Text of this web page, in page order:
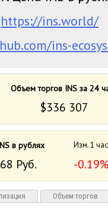
https://ins.world/
ins-
Объем торгов INS за 24
$336 307
в рублях Изм. 1 час
Руб. -0.19%
Объем торгов